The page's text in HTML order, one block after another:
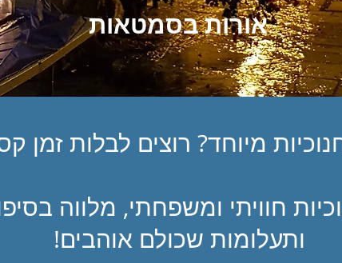
אורות בסמטאות
מיוחד? רוצים לבלות
חוויתי ומשפחתי, מלווה
ותעלומות שכולם אוהבים!